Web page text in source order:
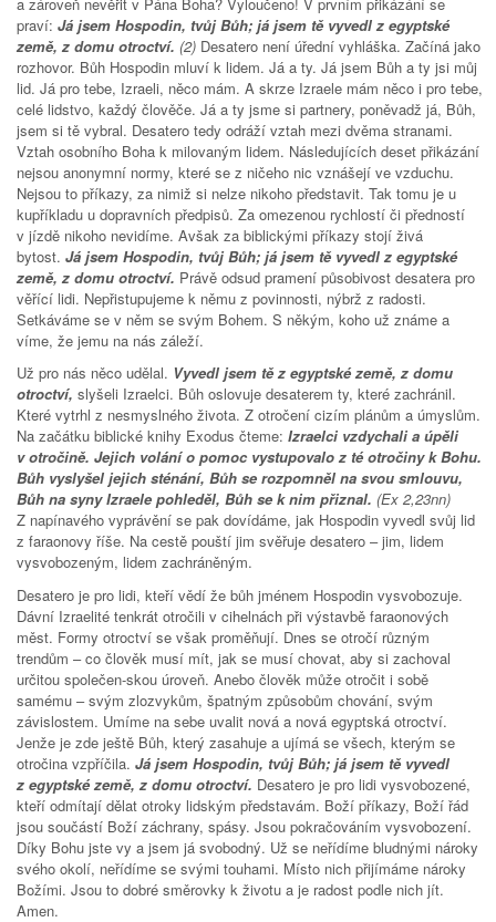
praví: Já jsem Hospodin, tvůj Bůh; já jsem tě vyvedl z egyptské
země, z domu otroctví. (2) Desatero není úřední vyhláška. Začíná jako
rozhovor. Bůh Hospodin mluví k lidem. Já a ty. Já jsem Bůh a ty jsi můj
lid. Já pro tebe, Izraeli, něco mám. A skrze Izraele mám něco i pro tebe,
celé lidstvo, každý člověče. Já a ty jsme si partnery, poněvadž já, Bůh,
jsem si tě vybral. Desatero tedy odráží vztah mezi dvěma stranami.
Vztah osobního Boha k milovaným lidem. Následujících deset přikázání
nejsou anonymní normy, které se z ničeho nic vznášejí ve vzduchu.
Nejsou to příkazy, za nimiž si nelze nikoho představit. Tak tomu je u
kupříkladu u dopravních předpisů. Za omezenou rychlostí či předností
v jízdě nikoho nevidíme. Avšak za biblickými příkazy stojí živá
bytost. Já jsem Hospodin, tvůj Bůh; já jsem tě vyvedl z egyptské
země, z domu otroctví. Právě odsud pramení působivost desatera pro
věřící lidi. Nepřistupujeme k němu z povinnosti, nýbrž z radosti.
Setkáváme se v něm se svým Bohem. S někým, koho už známe a
víme, že jemu na nás záleží.
Už pro nás něco udělal. Vyvedl jsem tě z egyptské země, z domu
otroctví, slyšeli Izraelci. Bůh oslovuje desaterem ty, které zachránil.
Které vytrhl z nesmyslného života. Z otročení cizím plánům a úmyslům.
Na začátku biblické knihy Exodus čteme: Izraelci vzdychali a úpěli
v otročině. Jejich volání o pomoc vystupovalo z té otročiny k Bohu.
Bůh vyslyšel jejich sténání, Bůh se rozpomněl na svou smlouvu,
Bůh na syny Izraele pohleděl, Bůh se k nim přiznal. (Ex 2,23nn)
Z napínavého vyprávění se pak dovídáme, jak Hospodin vyvedl svůj lid
z faraonovy říše. Na cestě pouští jim svěřuje desatero – jim, lidem
vysvobozeným, lidem zachráněným.
Desatero je pro lidi, kteří vědí že bůh jménem Hospodin vysvobozuje.
Dávní Izraelité tenkrát otročili v cihelnách při výstavbě faraonových
měst. Formy otroctví se však proměňují. Dnes se otročí různým
trendům – co člověk musí mít, jak se musí chovat, aby si zachoval
určitou společen-skou úroveň. Anebo člověk může otročit i sobě
samému – svým zlozvykům, špatným způsobům chování, svým
závislostem. Umíme na sebe uvalit nová a nová egyptská otroctví.
Jenže je zde ještě Bůh, který zasahuje a ujímá se všech, kterým se
otročina vzpříčila. Já jsem Hospodin, tvůj Bůh; já jsem tě vyvedl
z egyptské země, z domu otroctví. Desatero je pro lidi vysvobozené,
kteří odmítají dělat otroky lidským představám. Boží příkazy, Boží řád
jsou součástí Boží záchrany, spásy. Jsou pokračováním vysvobození.
Díky Bohu jste vy a jsem já svobodný. Už se neřídíme bludnými nároky
svého okolí, neřídíme se svými touhami. Místo nich přijímáme nároky
Božími. Jsou to dobré směrovky k životu a je radost podle nich jít.
Amen.